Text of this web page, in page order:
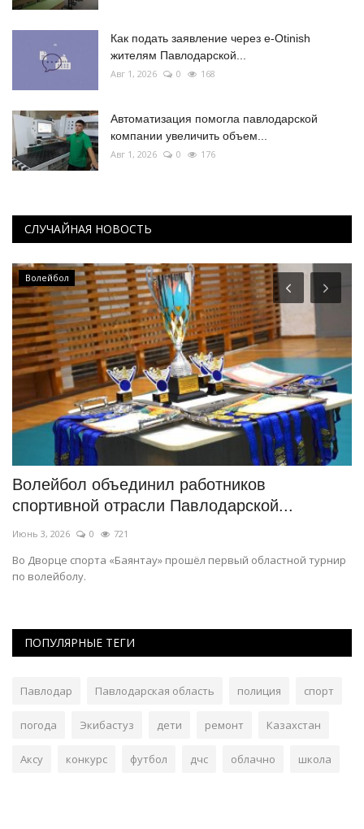
Как подать заявление через e-Otinish
жителям Павлодарской...
Авг 1, 2026 0 168
Автоматизация помогла павлодарской
компании увеличить объем...
Авг 1, 2026 0 176
СЛУЧАЙНАЯ НОВОСТЬ
Волейбол
Волейбол объединил работников
спортивной отрасли Павлодарской...
Июнь 3, 2026 0 721
Во Дворце спорта «Баянтау» прошёл первый областной турнир
по волейболу.
ПОПУЛЯРНЫЕ ТЕГИ
Павлодар Павлодарская область полиция спорт
погода Экибастуз дети ремонт Казахстан
Аксу конкурс футбол дчс облачно школа